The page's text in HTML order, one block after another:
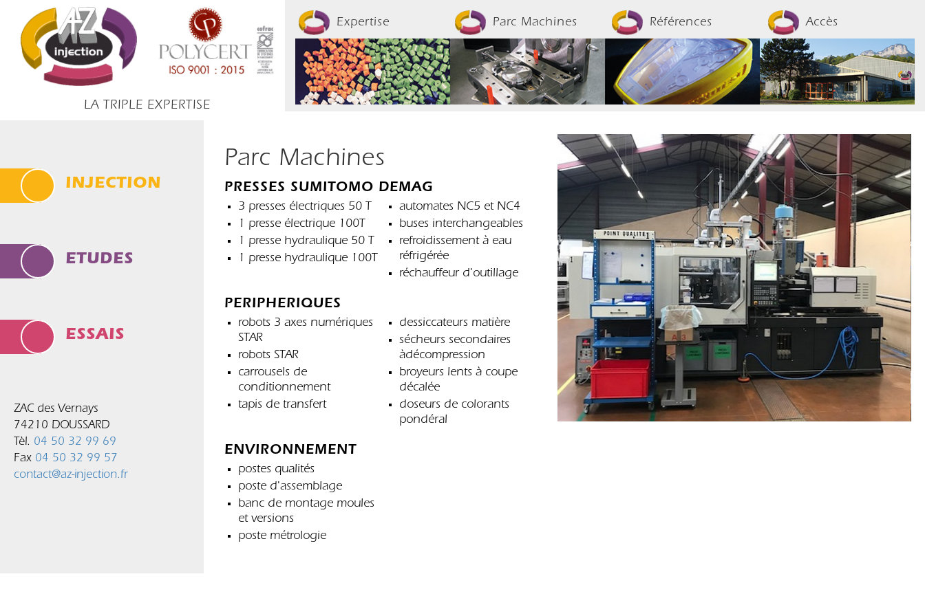
LA TRIPLE EXPERTISE
Expertise Parc Machines Références Accès
INJECTION
ETUDES
ESSAIS
ZAC des Vernays
74210 DOUSSARD
Tèl. 04 50 32 99 69
Fax 04 50 32 99 57
contact@az-injection.fr
Parc Machines
PRESSES SUMITOMO DEMAG
3 presses électriques 50 T
1 presse électrique 100T
1 presse hydraulique 50 T
1 presse hydraulique 100T
automates NC5 et NC4
buses interchangeables
refroidissement à eau
réfrigérée
réchauffeur d'outillage
PERIPHERIQUES
robots 3 axes numériques
STAR
robots STAR
carrousels de
conditionnement
tapis de transfert
dessiccateurs matière
sécheurs secondaires
àdécompression
broyeurs lents à coupe
décalée
doseurs de colorants
pondéral
ENVIRONNEMENT
postes qualités
poste d'assemblage
banc de montage moules
et versions
poste métrologie